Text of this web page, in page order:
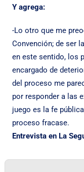
Y agrega:
-Lo otro que me
Convención; de ser
en este sentido, los
encargado de
del proceso me
por responder a las
juego es la fe
proceso fracase.
Entrevista en La